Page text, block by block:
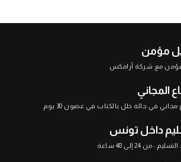
مؤمن
مؤمن مع شركة أرامكس
المجاني
مجاني في حالة خلل بالكتاب في غضون 30 يوم
داخل تونس
: من 24 إلى 48 ساعة